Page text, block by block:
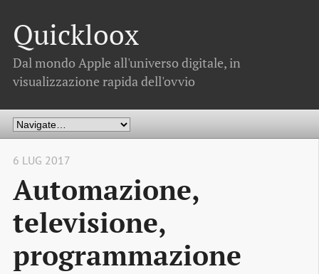
Quickloox
Dal mondo Apple all'universo digitale, in
visualizzazione rapida dell'ovvio
6 LUG 2017
Automazione,
televisione,
programmazione